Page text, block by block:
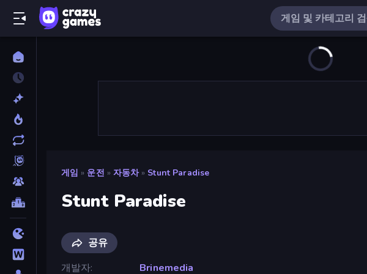
게임 » 운전 » 자동차 » Stunt Paradise
Stunt Paradise
공유
개발자
Brinemedia